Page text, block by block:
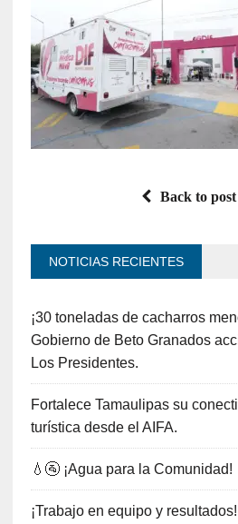
Back to post
NOTICIAS RECIENTES
¡30 toneladas de cacharros
Gobierno de Beto Granados
Los Presidentes.
Fortalece Tamaulipas su
turística desde el AIFA.
💧🚰 ¡Agua para la Comunidad!
¡Trabajo en equipo y